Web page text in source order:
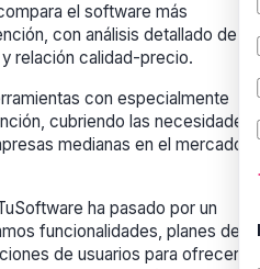
el software más
con análisis detallado de
relación calidad-precio.
con especialmente
cubriendo las necesidades
medianas en el mercado
ha pasado por un
funcionalidades, planes de
de usuarios para ofrecerte